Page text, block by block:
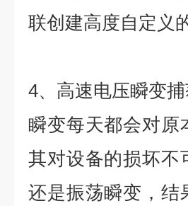
联创建高度自定义
4、高速电压瞬变
瞬变每天都会对原
其对设备的损坏不
还是振荡瞬变，结